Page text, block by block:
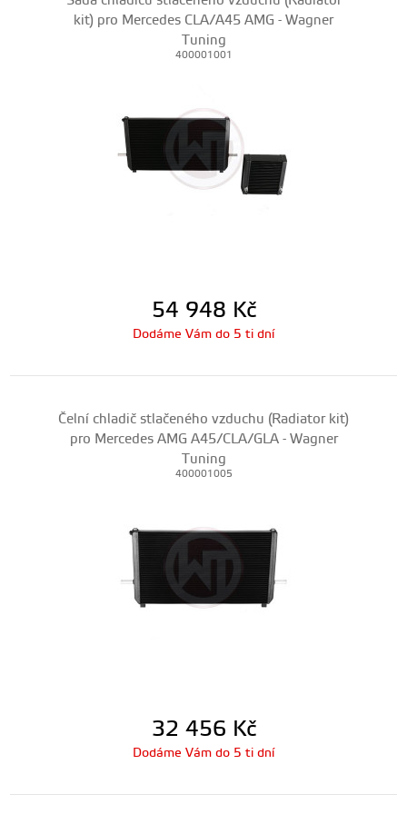
kit) pro Mercedes CLA/A45 AMG - Wagner
Tuning
400001001
54 948 Kč
Dodáme Vám do 5 ti dní
Čelní chladič stlačeného vzduchu (Radiator kit)
pro Mercedes AMG A45/CLA/GLA - Wagner
Tuning
400001005
32 456 Kč
Dodáme Vám do 5 ti dní